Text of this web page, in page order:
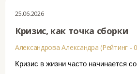
25.06.2026
Кризис, как точка сборки
Александрова Александра (Рейтинг -
Кризис в жизни часто начинается